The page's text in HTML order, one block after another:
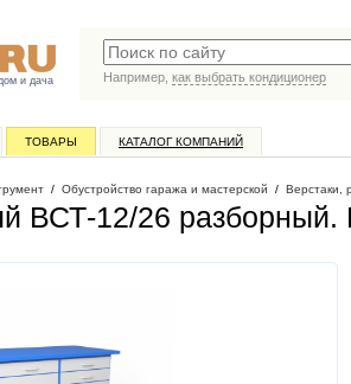
и дача
Например, как выбрать кондиционер
ТОВАРЫ КАТАЛОГ КОМПАНИЙ
/ Обустройство гаража и мастерской / Верстаки,
ВСТ-12/26 разборный.